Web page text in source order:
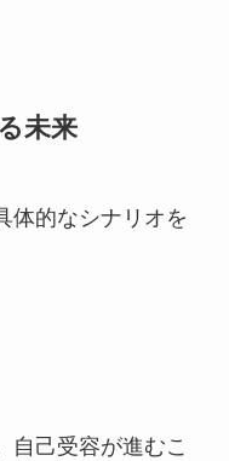
未来
体的なシナリオを
自己受容が進むこ